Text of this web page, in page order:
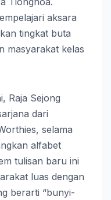
aksara
tingkat buta
masyarakat kelas
Raja Sejong
dari
selama
alfabet
tulisan baru ini
luas dengan
berarti “bunyi-